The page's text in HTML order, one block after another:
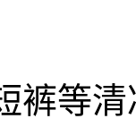
裤等